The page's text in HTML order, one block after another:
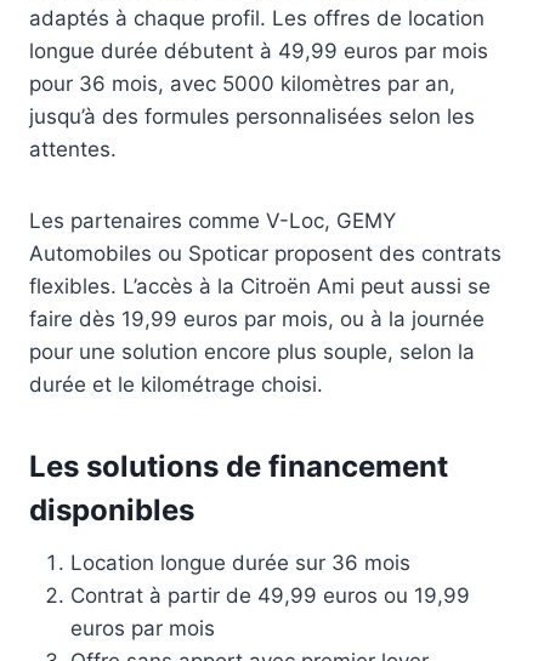
adaptés à chaque profil. Les offres de location
longue durée débutent à 49,99 euros par mois
pour 36 mois, avec 5000 kilomètres par an,
jusqu’à des formules personnalisées selon les
attentes.
Les partenaires comme V-Loc, GEMY
Automobiles ou Spoticar proposent des contrats
flexibles. L’accès à la Citroën Ami peut aussi se
faire dès 19,99 euros par mois, ou à la journée
pour une solution encore plus souple, selon la
durée et le kilométrage choisi.
Les solutions de financement
disponibles
Location longue durée sur 36 mois
Contrat à partir de 49,99 euros ou 19,99
euros par mois